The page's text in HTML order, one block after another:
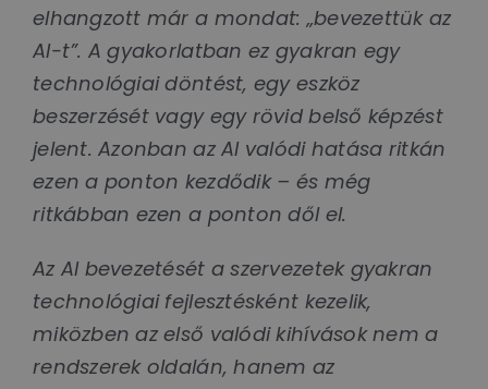
elhangzott már a mondat: „bevezettük az
AI-t”. A gyakorlatban ez gyakran egy
technológiai döntést, egy eszköz
beszerzését vagy egy rövid belső képzést
jelent. Azonban az AI valódi hatása ritkán
ezen a ponton kezdődik – és még
ritkábban ezen a ponton dől el.
Az AI bevezetését a szervezetek gyakran
technológiai fejlesztésként kezelik,
miközben az első valódi kihívások nem a
rendszerek oldalán, hanem az